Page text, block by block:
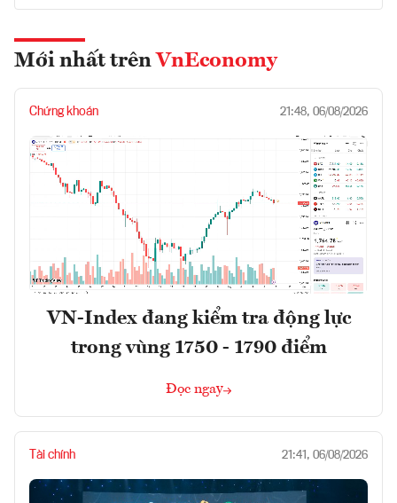
Mới nhất trên VnEconomy
Chứng khoán 21:48, 06/08/2026
VN-Index đang kiểm tra động lực
trong vùng 1750 - 1790 điểm
Đọc ngay
Tài chính 21:41, 06/08/2026